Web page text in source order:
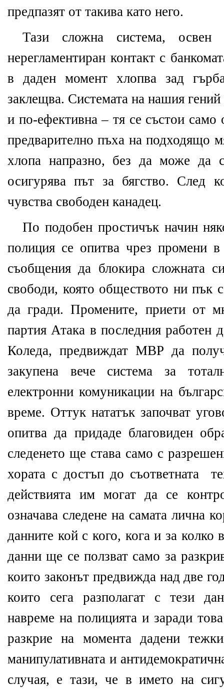
предпазят от такива като него.
Тази сложна система,
нерегламентиран контакт с
в даден момент хлопва зад
заклещва. Системата на нашия
и по-ефективна – тя се състои само
предварително пъха на подходящо
хлопа напразно, без да може да
осигурява път за бягство. След
чувства свободен канадец.
По подобен простичък начин
полиция се опитва чрез промени в
съобщения да блокира сложната
свободи, която обществото ни пък
да гради. Промените, приети от
партия Атака в последния работен
Коледа, предвиждат МВР да
закупена вече система за
електронни комуникации на
време. Оттук нататък започват
опитва да придаде благовиден
следенето ще става само с
хората с достъп до съответната
действията им могат да се
означава следене на самата лична
данните кой с кого, кога и за колко
данни ще се ползват само за
които законът предвижда над две
които сега разполагат с тези
навреме на полицията и заради
разкрие на момента дадени
манипулативната и
случая, е тази, че в името на